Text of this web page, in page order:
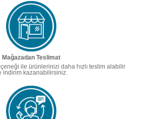
Mağazadan Teslimat
ile ürünlerinizi daha hızlı teslim alabilir
indirim kazanabilirsiniz.